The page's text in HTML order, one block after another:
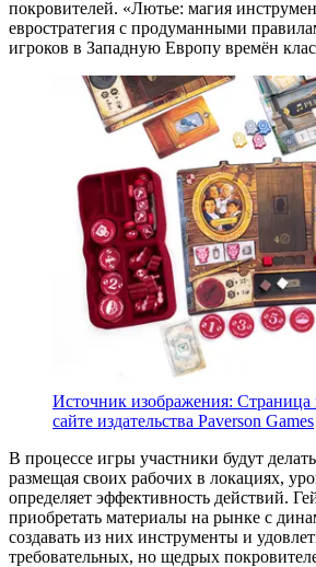
покровителей. «Лютье: магия
евростратегия с продуманными
игроков в Западную Европу времён
Источник изображения:
сайте издательства Paverson Games
В процессе игры участники будут
размещая своих рабочих в локациях,
определяет эффективность действий.
приобретать материалы на рынке с
создавать из них инструменты и
требовательных, но щедрых